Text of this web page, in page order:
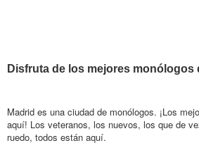
Disfruta de los mejores monólogos
Madrid es una ciudad de monólogos. ¡Los
aquí! Los veteranos, los nuevos, los que de
ruedo, todos están aquí.